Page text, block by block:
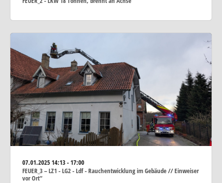
07.01.202514:13 - 17:00
FEUER_3 – LZ1 - LG2 - Ldf - Rauchentwicklung im Gebäude // Einweiser
vor Ort“